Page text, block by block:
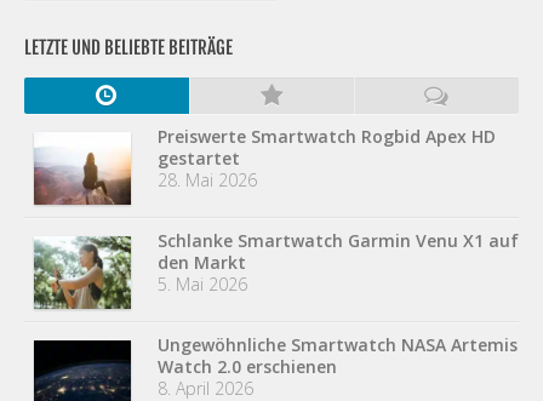
LETZTE UND BELIEBTE BEITRÄGE
Preiswerte Smartwatch Rogbid Apex HD
gestartet
28. Mai 2026
Schlanke Smartwatch Garmin Venu X1 auf
den Markt
5. Mai 2026
Ungewöhnliche Smartwatch NASA Artemis
Watch 2.0 erschienen
8. April 2026